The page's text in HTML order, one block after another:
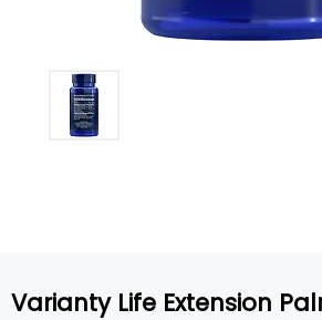
Varianty Life Extension